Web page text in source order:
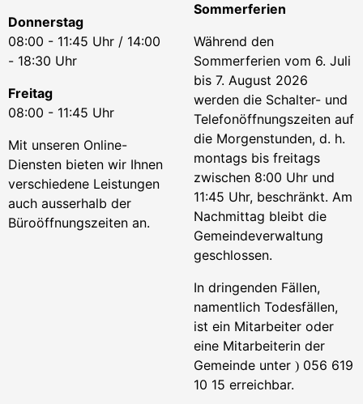
Donnerstag
08:00 - 11:45 Uhr / 14:00
- 18:30 Uhr
Freitag
08:00 - 11:45 Uhr
Mit unseren Online-
Diensten bieten wir Ihnen
verschiedene Leistungen
auch ausserhalb der
Büroöffnungszeiten an.
Sommerferien
Während den
Sommerferien vom 6. Juli
bis 7. August 2026
werden die Schalter- und
Telefonöffnungszeiten auf
die Morgenstunden, d. h.
montags bis freitags
zwischen 8:00 Uhr und
11:45 Uhr, beschränkt. Am
Nachmittag bleibt die
Gemeindeverwaltung
geschlossen.
In dringenden Fällen,
namentlich Todesfällen,
ist ein Mitarbeiter oder
eine Mitarbeiterin der
Gemeinde unter ) 056 619
10 15 erreichbar.